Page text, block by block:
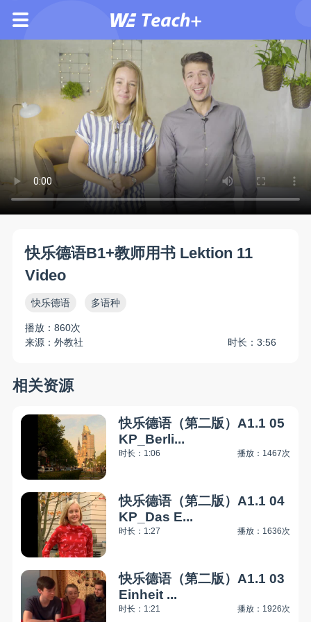
快乐德语B1+教师用书 Lektion 11
Video
快乐德语 多语种
播放：860次
来源：外教社
时长：3:56
相关资源
快乐德语（第二版）A1.1 05
KP_Berli...
时长：1:06 播放：1467次
快乐德语（第二版）A1.1 04
KP_Das E...
时长：1:27 播放：1636次
快乐德语（第二版）A1.1 03
Einheit ...
时长：1:21 播放：1926次